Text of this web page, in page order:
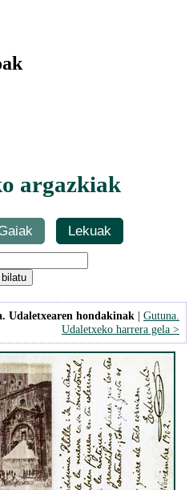
argazkiak
Lekuak
Udaletxearen hondakinak | Gutuna.
Udaletxeko harrera gela >